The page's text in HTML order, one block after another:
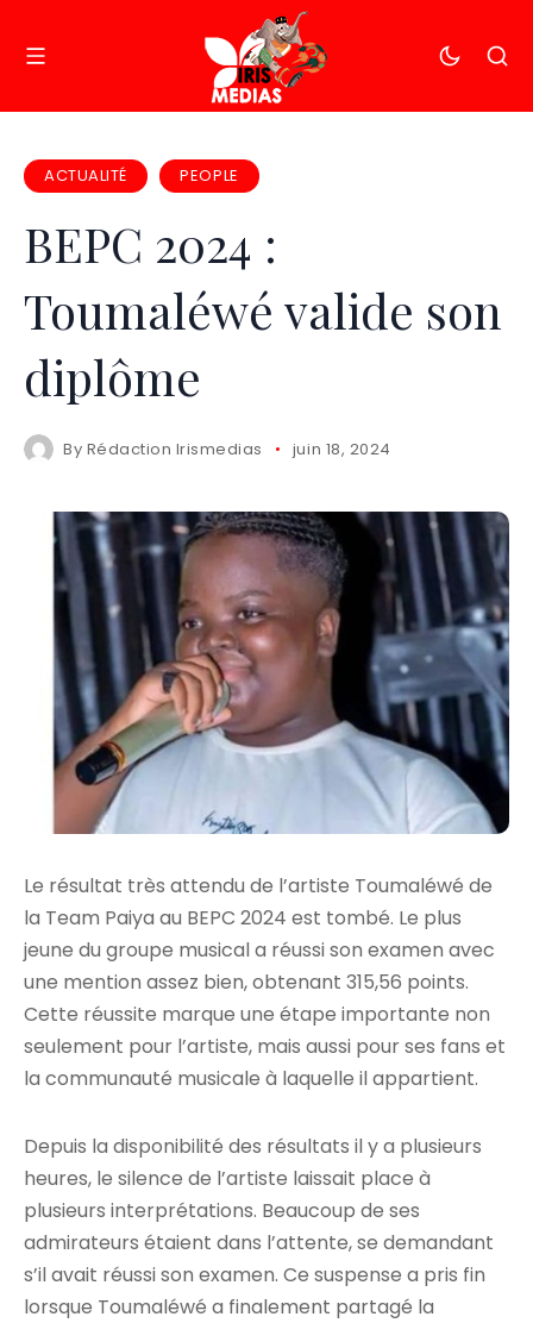
ACTUALITÉ PEOPLE
BEPC 2024 :
Toumaléwé valide son
diplôme
By Rédaction Irismedias juin 18, 2024
Le résultat très attendu de l’artiste Toumaléwé de
la Team Paiya au BEPC 2024 est tombé. Le plus
jeune du groupe musical a réussi son examen avec
une mention assez bien, obtenant 315,56 points.
Cette réussite marque une étape importante non
seulement pour l’artiste, mais aussi pour ses fans et
la communauté musicale à laquelle il appartient.
Depuis la disponibilité des résultats il y a plusieurs
heures, le silence de l’artiste laissait place à
plusieurs interprétations. Beaucoup de ses
admirateurs étaient dans l’attente, se demandant
s’il avait réussi son examen. Ce suspense a pris fin
lorsque Toumaléwé a finalement partagé la